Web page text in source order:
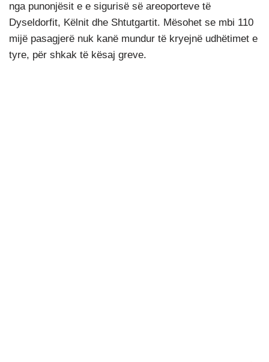
nga punonjësit e e sigurisë së areoporteve të
Dyseldorfit, Këlnit dhe Shtutgartit. Mësohet se mbi 110
mijë pasagjerë nuk kanë mundur të kryejnë udhëtimet e
tyre, për shkak të kësaj greve.